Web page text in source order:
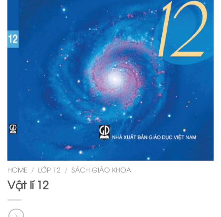
HOME / LỚP 12 / SÁCH GIÁO KHOA
Vật lí 12